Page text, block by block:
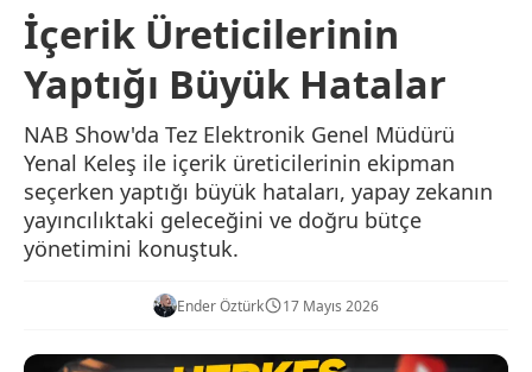
İçerik Üreticilerinin
Yaptığı Büyük Hatalar
NAB Show'da Tez Elektronik Genel Müdürü
Yenal Keleş ile içerik üreticilerinin ekipman
seçerken yaptığı büyük hataları, yapay zekanın
yayıncılıktaki geleceğini ve doğru bütçe
yönetimini konuştuk.
Ender Öztürk 17 Mayıs 2026